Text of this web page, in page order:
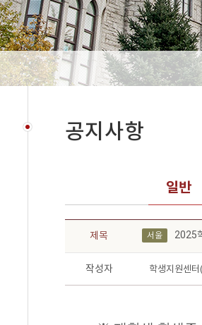
공지사항
일반
제목 서울 2025
작성자 학생지원센